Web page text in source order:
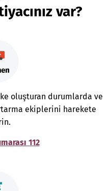
var?
oluşturan durumlarda ve
ekiplerini harekete
112